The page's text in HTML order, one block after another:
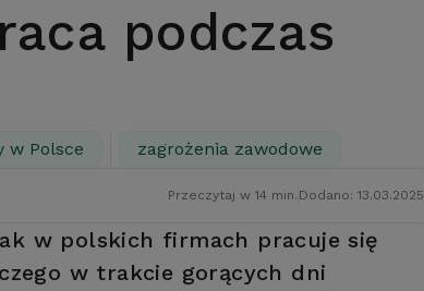
podczas
w Polsce zagrożenia zawodowe
Przeczytaj w 14 min. Dodano: 13.03.2025
w polskich firmach pracuje się
w trakcie gorących dni